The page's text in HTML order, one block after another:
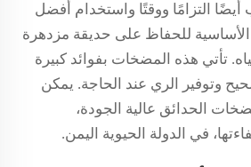
التزامًا ووقتًا واستخدام أفضل
الأساسية للحفاظ على حديقة مزدهرة
تأتي هذه المضخات بفوائد كبيرة
وتوفير الري عند الحاجة. يمكن
الحدائق عالية الجودة،
في الدولة الحيوية اليمن.